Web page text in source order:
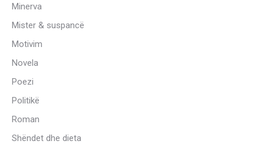
Minerva
Mister & suspancë
Motivim
Novela
Poezi
Politikë
Roman
Shëndet dhe dieta